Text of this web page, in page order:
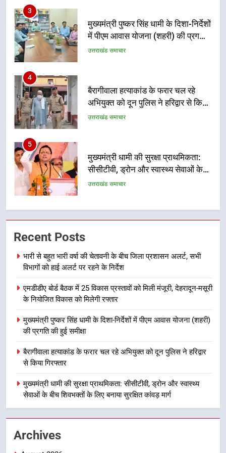
4
बैरागीवाला हत्याकांड के फरार चल रहे
अभियुक्त को दून पुलिस ने हरिद्वार से किया
गिरफ्तार
उत्तराखंड समाचार
5
मुख्यमंत्री धामी की सुरक्षा प्राथमिकता:
सीसीटीवी, ड्रोन और स्वास्थ्य सेवाओं के
बीच शिवभक्तों के लिए बनाया सुरक्षित
उत्तराखंड समाचार
6
एसआईआर प्रक्रिया की निगरानी के लिए
प्रदेश कांग्रेस मुख्यालय में कंट्रोल रूम
का शुभारंभ
उत्तराखंड समाचार
7
उत्तराखंड समाचार
महाराज की राजस्थान के मुख्यमंत्री से
शिष्टाचार भेंट पर्यटन और सांस्कृतिक
गतिविधियों के विस्तार पर हुई चर्चा
उत्तराखंड समाचार
भारी से बहुत भारी वर्षा की चेतावनी के बीच
अलर्ट पर रहने के निर्देश
उत्तराखंड समाचार
Recent Posts
भारी से बहुत भारी वर्षा की चेतावनी के बीच जिला प्रशासन अलर्ट, सभी
विभागों को हाई अलर्ट पर रहने के निर्देश
एमडीडीए बोर्ड बैठक में 25 विकास प्रस्तावों को मिली मंजूरी, देहरादून-मसूरी
के नियोजित विकास को मिलेगी रफ्तार
मुख्यमंत्री पुष्कर सिंह धामी के दिशा-निर्देशों में पीएम आवास योजना (शहरी)
की प्रगति की हुई समीक्षा
बैरागीवाला हत्याकांड के फरार चल रहे अभियुक्त को दून पुलिस ने हरिद्वार
से किया गिरफ्तार
मुख्यमंत्री धामी की सुरक्षा प्राथमिकता: सीसीटीवी, ड्रोन और स्वास्थ्य
सेवाओं के बीच शिवभक्तों के लिए बनाया सुरक्षित कांवड़ मार्ग
Archives